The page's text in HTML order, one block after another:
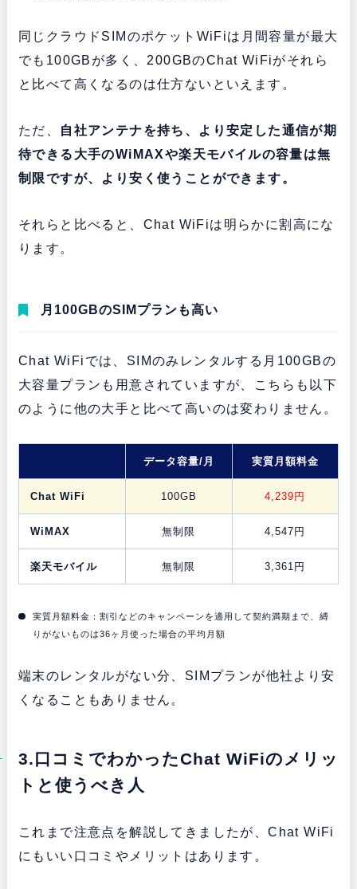
同じクラウドSIMのポケットWiFiは月間容量が最大
でも100GBが多く、200GBのChat WiFiがそれら
と比べて高くなるのは仕方ないといえます。
ただ、
自社アンテナを持ち、より安定した通信が期
待できる大手のWiMAXや楽天モバイルの容量は無
制限ですが、より安く使うことができます。
それらと比べると、Chat WiFiは明らかに割高にな
ります。
月100GBのSIMプランも高い
Chat WiFiでは、SIMのみレンタルする月100GBの
大容量プランも用意されていますが、こちらも以下
のように他の大手と比べて高いのは変わりません。
データ容量/月 実質月額料金
Chat WiFi 100GB 4,239円
WiMAX 無制限 4,547円
楽天モバイル 無制限 3,361円
実質月額料金：割引などのキャンペーンを適用して契約満期まで、縛
りがないものは36ヶ月使った場合の平均月額
端末のレンタルがない分、SIMプランが他社より安
くなることもありません。
3.口コミでわかったChat WiFiのメリッ
トと使うべき人
これまで注意点を解説してきましたが、Chat WiFi
にもいい口コミやメリットはあります。